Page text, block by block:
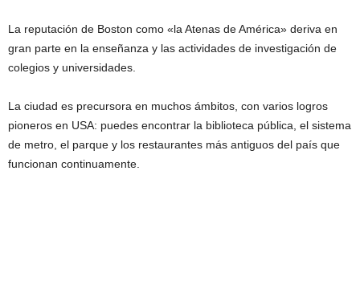
La reputación de Boston como «la Atenas de América» deriva en
gran parte en la enseñanza y las actividades de investigación de
colegios y universidades.
La ciudad es precursora en muchos ámbitos, con varios logros
pioneros en USA: puedes encontrar la biblioteca pública, el sistema
de metro, el parque y los restaurantes más antiguos del país que
funcionan continuamente.